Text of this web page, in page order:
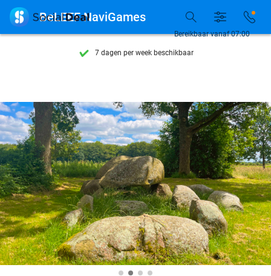
7 dagen per week beschikbaar
10+ miljoen leden
7 dagen per week beschikbaar
10+ miljoen leden
Bereikbaar vanaf 07:00
 BeLEEF NaviGames